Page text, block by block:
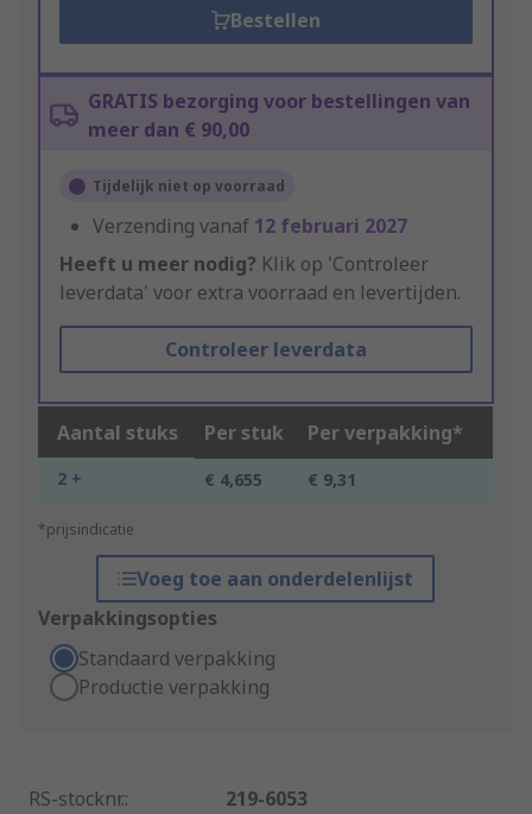
Bestellen
GRATIS bezorging voor bestellingen van
meer dan € 90,00
Tijdelijk niet op voorraad
Verzending vanaf 12 februari 2027
Heeft u meer nodig? Klik op 'Controleer
leverdata' voor extra voorraad en levertijden.
Controleer leverdata
Aantal stuks Per stuk Per verpakking*
2 + € 4,655 € 9,31
*prijsindicatie
Voeg toe aan onderdelenlijst
Verpakkingsopties
Standaard verpakking
Productie verpakking
RS-stocknr.:
219-6053